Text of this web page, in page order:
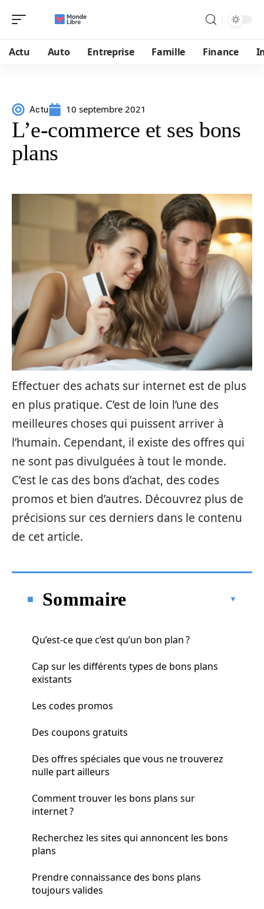
Actu Auto Entreprise Famille Finance
Actu 10 septembre 2021
L’e-commerce et ses bons
plans
Effectuer des achats sur internet est de plus
en plus pratique. C’est de loin l’une des
meilleures choses qui puissent arriver à
l’humain. Cependant, il existe des offres qui
ne sont pas divulguées à tout le monde.
C’est le cas des bons d’achat, des codes
promos et bien d’autres. Découvrez plus de
précisions sur ces derniers dans le contenu
de cet article.
Sommaire
Qu’est-ce que c’est qu’un bon plan ?
Cap sur les différents types de bons plans
existants
Les codes promos
Des coupons gratuits
Des offres spéciales que vous ne trouverez
nulle part ailleurs
Comment trouver les bons plans sur
internet ?
Recherchez les sites qui annoncent les bons
plans
Prendre connaissance des bons plans
toujours valides